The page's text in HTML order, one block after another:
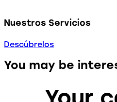
Nuestros Servicios
Descúbrelos
You may be